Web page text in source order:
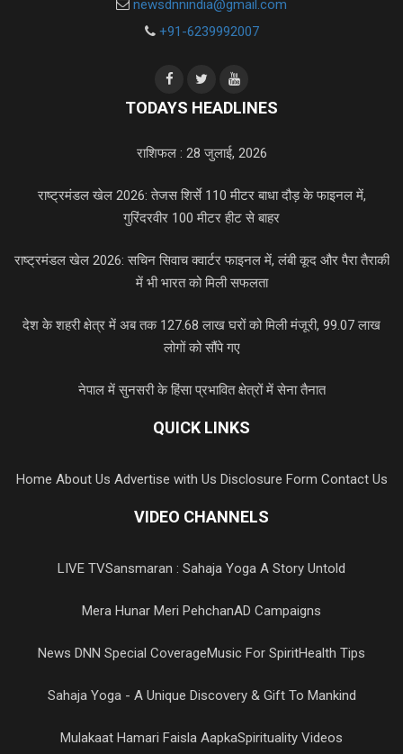
newsdnnindia@gmail.com
+91-6239992007
TODAYS HEADLINES
राशिफल : 28 जुलाई, 2026
राष्ट्रमंडल खेल 2026: तेजस शिर्से 110 मीटर बाधा दौड़ के फाइनल में,
गुरिंदरवीर 100 मीटर हीट से बाहर
राष्ट्रमंडल खेल 2026: सचिन सिवाच क्वार्टर फाइनल में, लंबी कूद और पैरा तैराकी
में भी भारत को मिली सफलता
देश के शहरी क्षेत्र में अब तक 127.68 लाख घरों को मिली मंजूरी, 99.07 लाख
लोगों को सौंपे गए
नेपाल में सुनसरी के हिंसा प्रभावित क्षेत्रों में सेना तैनात
QUICK LINKS
Home About Us Advertise with Us Disclosure Form Contact Us
VIDEO CHANNELS
LIVE TVSansmaran : Sahaja Yoga A Story Untold
Mera Hunar Meri PehchanAD Campaigns
News DNN Special CoverageMusic For SpiritHealth Tips
Sahaja Yoga - A Unique Discovery & Gift To Mankind
Mulakaat Hamari Faisla AapkaSpirituality Videos